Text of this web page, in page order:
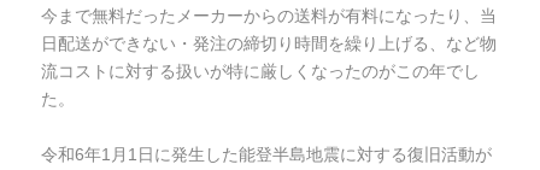
今まで無料だったメーカーからの送料が有料になったり、当
日配送ができない・発注の締切り時間を繰り上げる、など物
流コストに対する扱いが特に厳しくなったのがこの年でし
た。
令和6年1月1日に発生した能登半島地震に対する復旧活動が